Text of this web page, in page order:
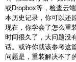
或Dropbox等，检查云
本历史记录，你可以还
现在，你学会了怎么重
时间很久了，大问题没
话。或许你就该参考这
问题是，重装解决不了的